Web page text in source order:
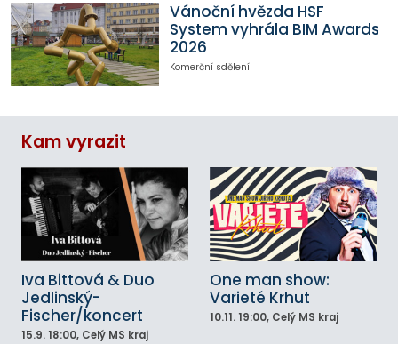
Vánoční hvězda HSF
System vyhrála BIM Awards
2026
Komerční sdělení
Kam vyrazit
Iva Bittová & Duo
Jedlinský-
Fischer/koncert
15.9. 18:00, Celý MS kraj
One man show:
Varieté Krhut
10.11. 19:00, Celý MS kraj